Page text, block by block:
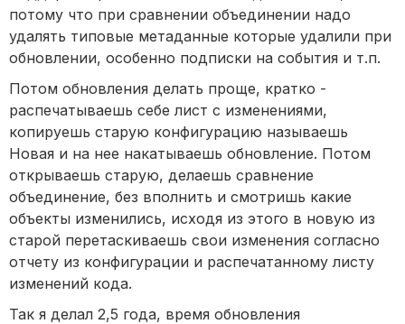
потому что при сравнении объединении надо
удалять типовые метаданные которые удалили при
обновлении, особенно подписки на события и т.п.
Потом обновления делать проще, кратко -
распечатываешь себе лист с изменениями,
копируешь старую конфигурацию называешь
Новая и на нее накатываешь обновление. Потом
открываешь старую, делаешь сравнение
объединение, без вполнить и смотришь какие
объекты изменились, исходя из этого в новую из
старой перетаскиваешь свои изменения согласно
отчету из конфигурации и распечатанному листу
изменений кода.
Так я делал 2,5 года, время обновления